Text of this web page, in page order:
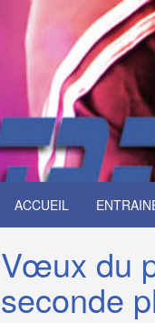
ACCUEIL
Vœux du
seconde